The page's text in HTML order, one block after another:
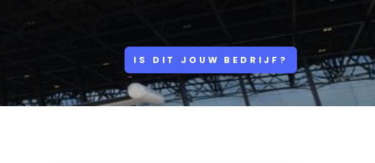
IS DIT JOUW BEDRIJF?